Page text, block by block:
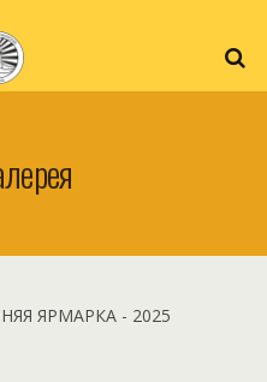
ЯРМАРКА - 2025